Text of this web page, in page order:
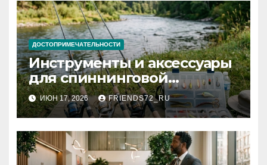
ДОСТОПРИМЕЧАТЕЛЬНОСТИ
Инструменты и аксессуары
для спиннинговой
рыбалки: назначение и
типы
ИЮН 17, 2026 FRIENDS72_RU